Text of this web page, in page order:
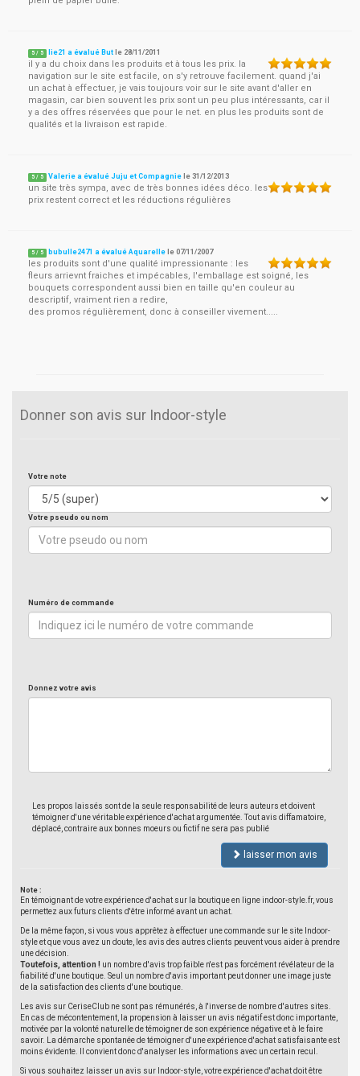
5 / 5 lie21 a évalué But le 28/11/2011
il y a du choix dans les produits et à tous les prix. la
navigation sur le site est facile, on s'y retrouve facilement. quand j'ai
un achat à effectuer, je vais toujours voir sur le site avant d'aller en
magasin, car bien souvent les prix sont un peu plus intéressants, car il
y a des offres réservées que pour le net. en plus les produits sont de
qualités et la livraison est rapide.
5 / 5 Valerie a évalué Juju et Compagnie le31/12/2013
un site très sympa, avec de très bonnes idées déco. les
prix restent correct et les réductions régulières
5 / 5 bubulle2471 a évalué Aquarelle le07/11/2007
les produits sont d'une qualité impressionante : les
fleurs arrievnt fraiches et impécables, l'emballage est soigné, les
bouquets correspondent aussi bien en taille qu'en couleur au
descriptif, vraiment rien a redire,
des promos régulièrement, donc à conseiller vivement.....
Donner son avis sur Indoor-style
Votre note
Votre pseudo ou nom
Numéro de commande
Donnez votre avis
Les propos laissés sont de la seule responsabilité de leurs auteurs et doivent
témoigner d'une véritable expérience d'achat argumentée. Tout avis diffamatoire,
déplacé, contraire aux bonnes moeurs ou fictif ne sera pas publié
laisser mon avis
Note :
En témoignant de votre expérience d'achat sur la boutique en ligne indoor-style.fr, vous
permettez aux futurs clients d'être informé avant un achat.
De la même façon, si vous vous apprêtez à effectuer une commande sur le site Indoor-
style et que vous avez un doute, les avis des autres clients peuvent vous aider à prendre
une décision.
Toutefois, attention ! un nombre d'avis trop faible n'est pas forcément révélateur de la
fiabilité d'une boutique. Seul un nombre d'avis important peut donner une image juste
de la satisfaction des clients d'une boutique.
Les avis sur CeriseClub ne sont pas rémunérés, à l'inverse de nombre d'autres sites.
En cas de mécontentement, la propension à laisser un avis négatif est donc importante,
motivée par la volonté naturelle de témoigner de son expérience négative et à le faire
savoir. La démarche spontanée de témoigner d'une expérience d'achat satisfaisante est
moins évidente. Il convient donc d'analyser les informations avec un certain recul.
Si vous souhaitez laisser un avis sur Indoor-style, votre expérience d'achat doit être